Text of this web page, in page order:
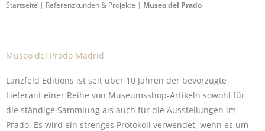
Startseite | Referenzkunden & Projekte | Museo del Prado
Museo del Prado Madrid
Lanzfeld Editions ist seit über 10 Jahren der bevorzugte
Lieferant einer Reihe von Museumsshop-Artikeln sowohl für
die ständige Sammlung als auch für die Ausstellungen im
Prado. Es wird ein strenges Protokoll verwendet, wenn es um